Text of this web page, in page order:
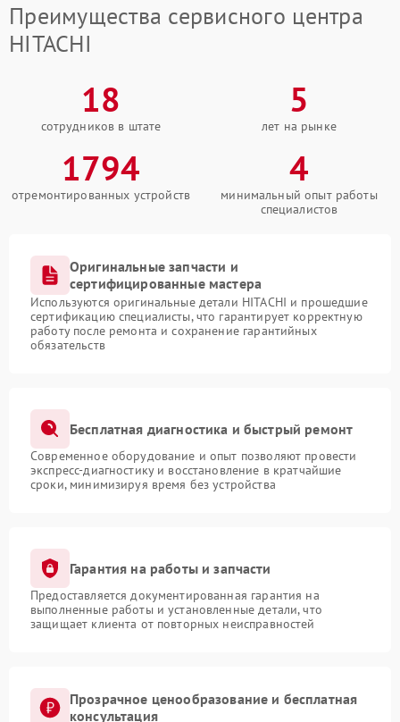
Преимущества сервисного центра
HITACHI
18
сотрудников в штате
5
лет на рынке
1794
отремонтированных устройств
4
минимальный опыт работы
специалистов
Оригинальные запчасти и
сертифицированные мастера
Используются оригинальные детали HITACHI и прошедшие
сертификацию специалисты, что гарантирует корректную
работу после ремонта и сохранение гарантийных
обязательств
Бесплатная диагностика и быстрый ремонт
Современное оборудование и опыт позволяют провести
экспресс-диагностику и восстановление в кратчайшие
сроки, минимизируя время без устройства
Гарантия на работы и запчасти
Предоставляется документированная гарантия на
выполненные работы и установленные детали, что
защищает клиента от повторных неисправностей
Прозрачное ценообразование и бесплатная
консультация